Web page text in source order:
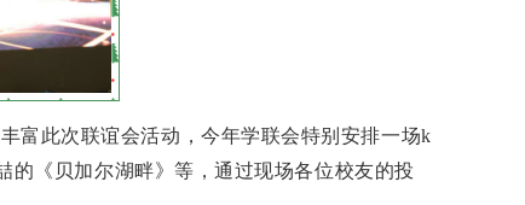
富此次联谊会活动，今年学联会特别安排一场k
《贝加尔湖畔》等，通过现场各位校友的投